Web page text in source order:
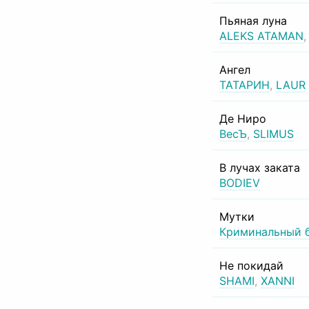
Пьяная луна
ALEKS ATAMAN,
Ангел
ТАТАРИН, LAUR
Де Ниро
ВесЪ, SLIMUS
В лучах заката
BODIEV
Мутки
Криминальный
Не покидай
SHAMI, XANNI